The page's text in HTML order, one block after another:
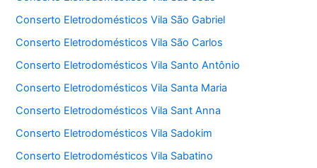
Conserto Eletrodomésticos Vila São Gabriel
Conserto Eletrodomésticos Vila São Carlos
Conserto Eletrodomésticos Vila Santo Antônio
Conserto Eletrodomésticos Vila Santa Maria
Conserto Eletrodomésticos Vila Sant Anna
Conserto Eletrodomésticos Vila Sadokim
Conserto Eletrodomésticos Vila Sabatino